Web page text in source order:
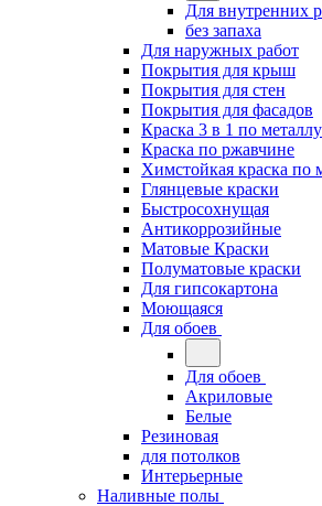
Для внутренних
без запаха
Для наружных работ
Покрытия для крыш
Покрытия для стен
Покрытия для фасадов
Краска 3 в 1 по металлу
Краска по ржавчине
Химстойкая краска по
Глянцевые краски
Быстросохнущая
Антикоррозийные
Матовые Краски
Полуматовые краски
Для гипсокартона
Моющаяся
Для обоев
Для обоев
Акриловые
Белые
Резиновая
для потолков
Интерьерные
Наливные полы